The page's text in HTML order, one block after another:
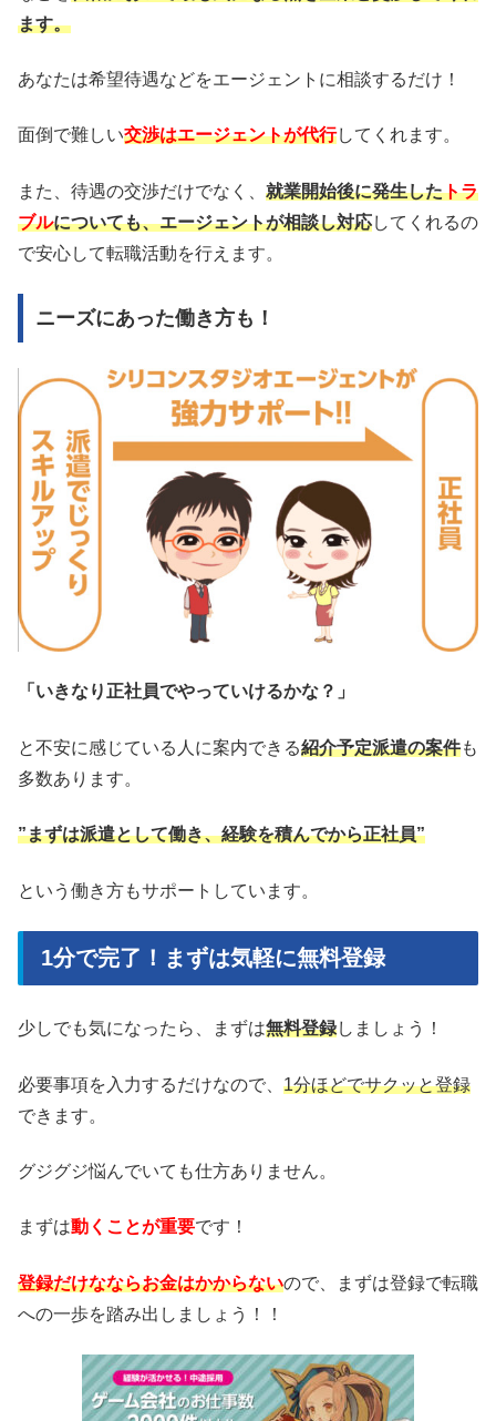
ます。
あなたは希望待遇などをエージェントに相談するだけ！
面倒で難しい交渉はエージェントが代行してくれます。
また、待遇の交渉だけでなく、 就業開始後に発生したトラ
ブルについても、エージェントが相談し対応してくれるの
で安心して転職活動を行えます。
ニーズにあった働き方も！
「いきなり正社員でやっていけるかな？」
と不安に感じている人に案内できる紹介予定派遣の案件も
多数あります。
”まずは派遣として働き、経験を積んでから正社員”
という働き方もサポートしています。
1分で完了！まずは気軽に無料登録
少しでも気になったら、まずは無料登録しましょう！
必要事項を入力するだけなので、 1分ほどでサクッと登録
できます。
グジグジ悩んでいても仕方ありません。
まずは動くことが重要です！
登録だけなならお金はかからないので、まずは登録で転職
への一歩を踏み出しましょう！！